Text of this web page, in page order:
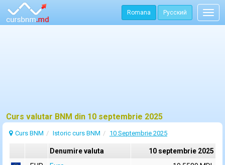
Romana Русский
Curs valutar BNM din 10 septembrie 2025
Curs BNM Istoric curs BNM 10 Septembrie 2025
Denumire valuta
10 septembrie 2025